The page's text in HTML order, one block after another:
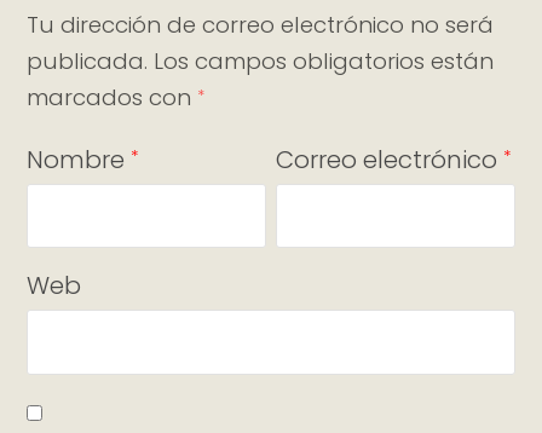
Tu dirección de correo electrónico no será
publicada. Los campos obligatorios están
marcados con *
Nombre * Correo electrónico *
Web